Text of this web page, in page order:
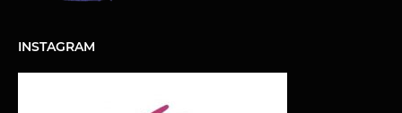
INSTAGRAM